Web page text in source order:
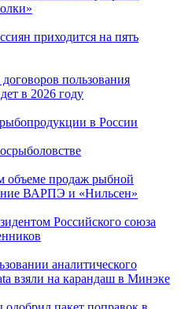
приходится на пять
пользования
в 2026 году
в России
объеме продаж рыбной
ВАРПЭ и «Нильсен»
Российского союза
аналитического
взяли на карандаш в Минэке